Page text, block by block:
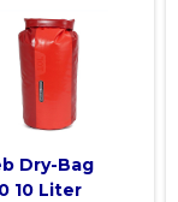
Dry-Bag
10 Liter